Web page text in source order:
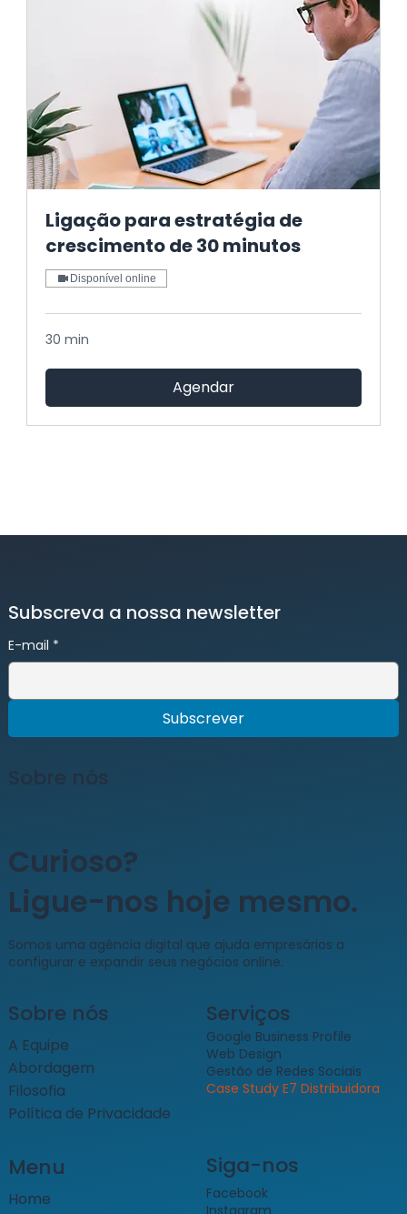
Ligação para estratégia de
crescimento de 30 minutos
Disponível online
30 min
Agendar
Sobre nós
Curioso?
Ligue-nos hoje mesmo.
​Somos uma agência digital que ajuda empresários a
configurar e expandir seus negócios online.
Menu
Home
Siga-nos
Facebook
Serviços
Google Business Profile
Web Design
Gestão de Redes Sociais
Case Study E7 Distribuidora
Sobre nós
A Equipe
Abordagem
Filosofia
Política de Privacidade
Subscreva a nossa newsletter
E-mail *
Subscrever